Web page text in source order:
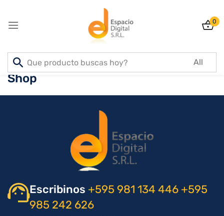
0
Shop
Escribinos +595 981 134 446 +595
985 242 626
Sign in
Log In